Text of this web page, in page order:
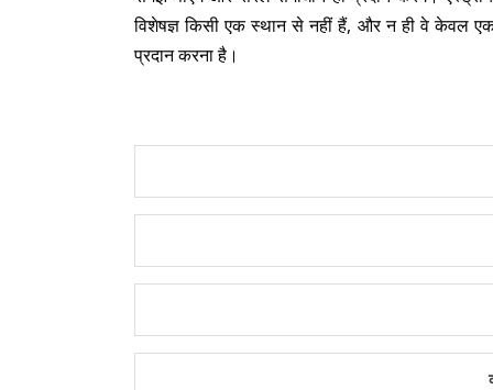
विशेषज्ञ किसी एक स्थान से नहीं हैं, और न ही वे केवल एक
प्रदान करना है।